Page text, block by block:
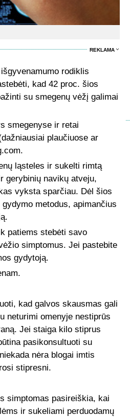
REKLAMA
rodiklis
kad 42 proc. šios
su smegenų vėžį galimai
smegenyse ir retai
plaučiuose ar
ląsteles ir sukelti rimtą
gerybinių navikų atveju,
vyksta sparčiau. Dėl šios
metodus, apimančius
patiems stebėti savo
simptomus. Jei pastebite
gydytoją.
kad galvos skausmas gali
neturimi omenyje nestiprūs
Jei staiga kilo stiprus
pasikonsultuoti su
nėra blogai imtis
stipresni.
simptomas pasireiškia, kai
ir sukeliami perduodamų